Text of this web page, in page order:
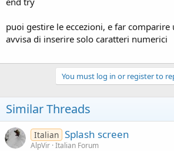
puoi gestire le eccezioni, e far comparire
avvisa di inserire solo caratteri numerici
You must log in or register to
Similar Threads
Italian Splash screen
AlpVir Italian Forum